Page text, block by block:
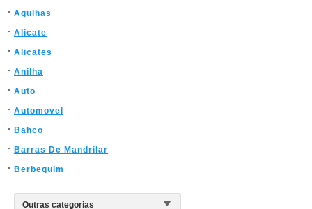
Agulhas
Alicate
Alicates
Anilha
Auto
Automovel
Bahco
Barras De Mandrilar
Berbequim